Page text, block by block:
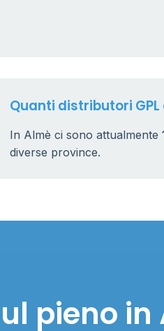
Quanti distributori GPL
In Almè ci sono attualmente
diverse province.
pieno in